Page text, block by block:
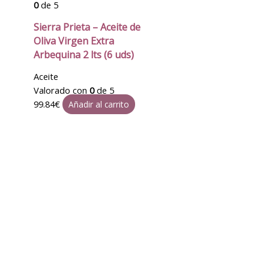
0de 5
Sierra Prieta – Aceite de
Oliva Virgen Extra
Arbequina 2 lts (6 uds)
Aceite
Valorado con 0de 5
99.84€ Añadir al carrito